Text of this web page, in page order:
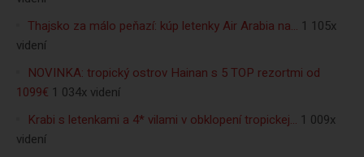
Thajsko za málo peňazí: kúp letenky Air Arabia na… 1 105x
videní
NOVINKA: tropický ostrov Hainan s 5 TOP rezortmi od
1099€ 1 034x videní
Krabi s letenkami a 4* vilami v obklopení tropickej… 1 009x
videní